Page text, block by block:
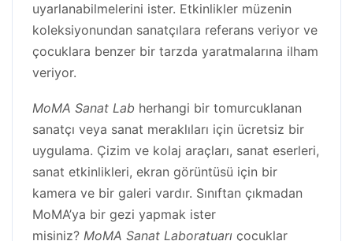
uyarlanabilmelerini ister. Etkinlikler müzenin
koleksiyonundan sanatçılara referans veriyor ve
çocuklara benzer bir tarzda yaratmalarına ilham
veriyor.
MoMA Sanat Lab herhangi bir tomurcuklanan
sanatçı veya sanat meraklıları için ücretsiz bir
uygulama. Çizim ve kolaj araçları, sanat eserleri,
sanat etkinlikleri, ekran görüntüsü için bir
kamera ve bir galeri vardır. Sınıftan çıkmadan
MoMA’ya bir gezi yapmak ister
misiniz? MoMA Sanat Laboratuarı çocuklar